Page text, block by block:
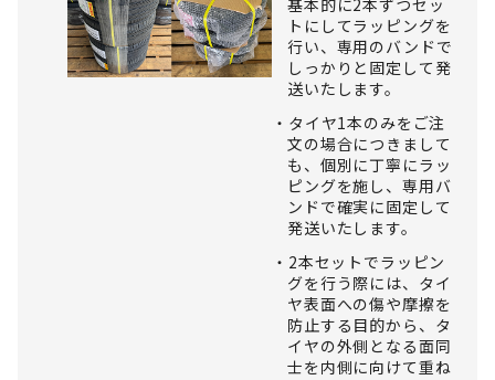
トにしてラッピングを
行い、専用のバンドで
しっかりと固定して発
送いたします。
タイヤ1本のみをご注
文の場合につきまして
も、個別に丁寧にラッ
ピングを施し、専用バ
ンドで確実に固定して
発送いたします。
2本セットでラッピン
グを行う際には、タイ
ヤ表面への傷や摩擦を
防止する目的から、タ
イヤの外側となる面同
士を内側に向けて重ね